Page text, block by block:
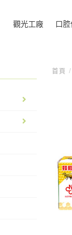
觀光工廠 口
首頁/